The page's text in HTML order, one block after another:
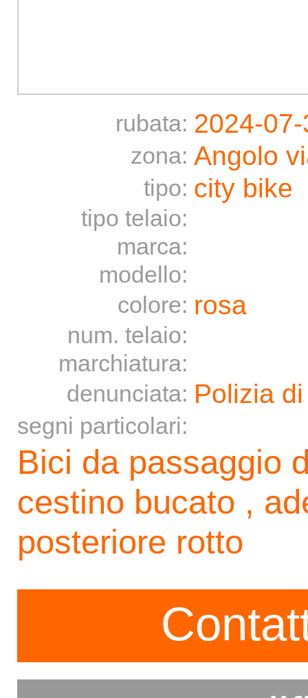
rubata: 2024-
zona: Angolo
tipo: city bike
tipo telaio:
marca:
modello:
colore: rosa
num. telaio:
marchiatura:
denunciata: Polizia
segni particolari:
Bici da passaggio
cestino bucato ,
posteriore rotto